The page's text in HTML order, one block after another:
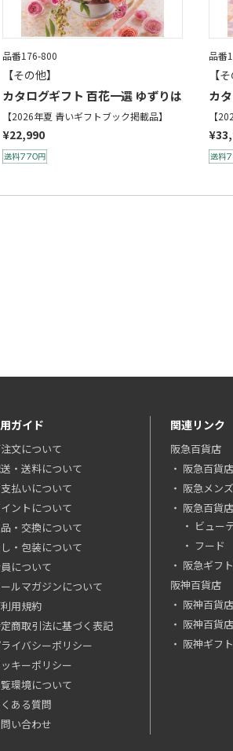
品番176-800
【その他】
カタログギフト 百花一選 ゆずりは
【2026年夏 青いギフトブック掲載品】
¥22,990
品番
【
カ
【
ガイド
文について
・送料について
払いについて
ントについて
・交換について
・包装について
について
ルマガジンについて
用規約
商取引法に基づく表記
イバシーポリシー
キーポリシー
環境について
ある質問
い合わせ
関連リンク
阪急百貨店
阪急百貨
阪急メン
阪急百貨
ビュー
フード
阪急ギフ
阪神百貨店
阪神百貨
阪神百貨
阪神ギフ